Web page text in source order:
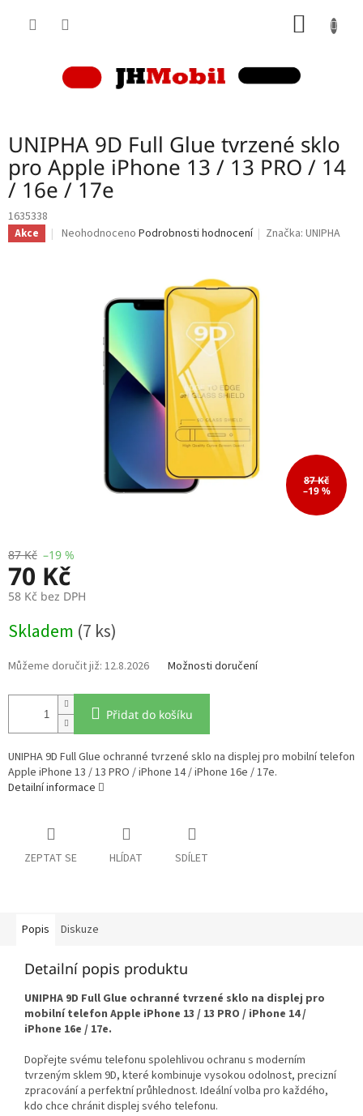
UNIPHA 9D Full Glue tvrzené sklo
pro Apple iPhone 13 / 13 PRO / 14
/ 16e / 17e
1635338
Akce
Průměrné
hvězdiček.
Neohodnoceno Podrobnosti hodnocení Značka:UNIPHA
87 Kč
–19 %
87 Kč –19 %
70 Kč
58 Kč bez DPH
cena:
Skladem (7 ks)
12.8.2026 Možnosti doručení
Přidat do košíku
UNIPHA 9D Full Glue ochranné tvrzené sklo na displej pro mobilní telefon
Apple iPhone 13 / 13 PRO / iPhone 14 / iPhone 16e / 17e.
Detailní informace
ZEPTAT SE HLÍDAT SDÍLET
Popis Diskuze
Detailní popis produktu
UNIPHA 9D Full Glue ochranné tvrzené sklo na displej pro
mobilní telefon Apple iPhone 13 / 13 PRO / iPhone 14 /
iPhone 16e / 17e.
Dopřejte svému telefonu spolehlivou ochranu s moderním
tvrzeným sklem 9D, které kombinuje vysokou odolnost, precizní
zpracování a perfektní průhlednost. Ideální volba pro každého,
kdo chce chránit displej svého telefonu.